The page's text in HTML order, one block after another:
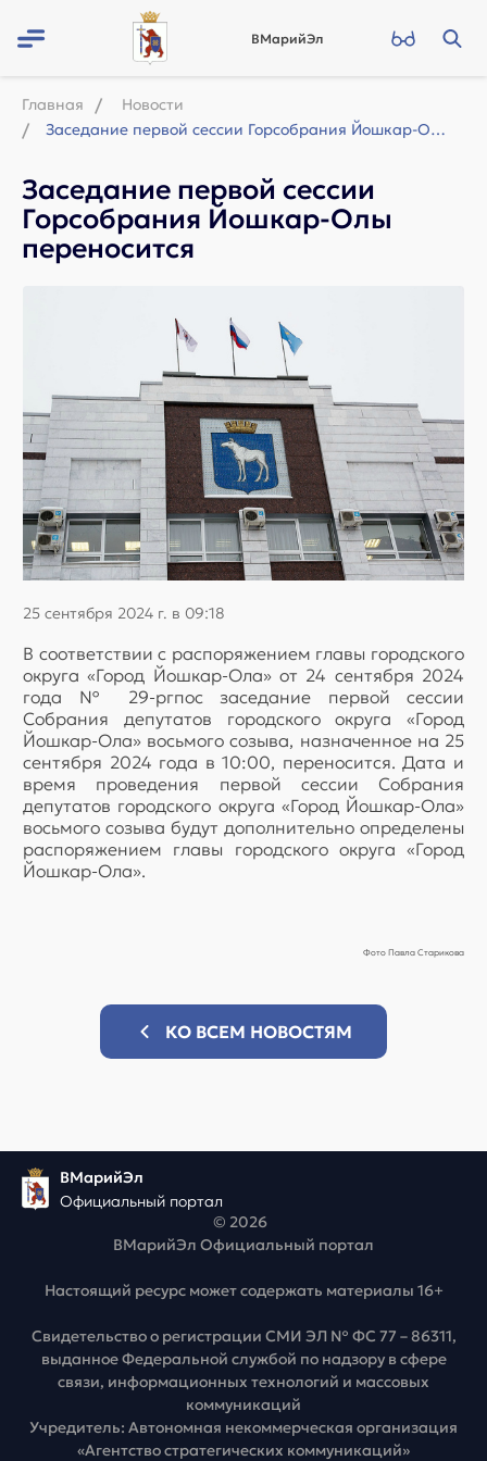
ВМарийЭл
Главная
Новости
Заседание первой сессии Горсобрания Йошкар-Олы переносится
Заседание первой сессии
Горсобрания Йошкар-Олы
переносится
25 сентября 2024 г. в 09:18
В соответствии с распоряжением главы городского
округа «Город Йошкар-Ола» от 24 сентября 2024
года № 29-ргпос заседание первой сессии
Собрания депутатов городского округа «Город
Йошкар-Ола» восьмого созыва, назначенное на 25
сентября 2024 года в 10:00, переносится. Дата и
время проведения первой сессии Собрания
депутатов городского округа «Город Йошкар-Ола»
восьмого созыва будут дополнительно определены
распоряжением главы городского округа «Город
Йошкар-Ола».
Фото Павла Старикова
КО ВСЕМ НОВОСТЯМ
ВМарийЭл
Официальный портал
© 2026
ВМарийЭл Официальный портал
Настоящий ресурс может содержать материалы 16+
Свидетельство о регистрации СМИ ЭЛ № ФС 77 – 86311,
выданное Федеральной службой по надзору в сфере
связи, информационных технологий и массовых
коммуникаций
Учредитель: Автономная некоммерческая организация
«Агентство стратегических коммуникаций»